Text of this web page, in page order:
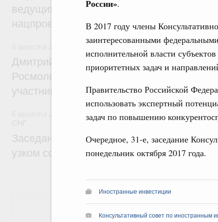
России».
В 2017 году члены
заинтересованными
исполнительной власти
приоритетных задач и
Правительство Российской
использовать экспертный
задач по повышению
Очередное, 31-е, заседание
понедельник октября 2017 года.
Иностранные инвестиции
Консультативный совет по иностранным
ведущих к спортивным объектам,
нацпроекту «Инфраструктура для
Молодёжная политика
Дмитрий Чернышенко, Сергей Кравцов и
Росмолодёжи Григорий Гуров
участников проекта «Кольцо открытий»
СНГ
Заседание Евразийского
узком составе
Показать еще